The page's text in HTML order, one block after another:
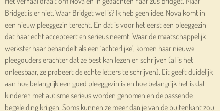
Bridget is er niet. Waar Bridget wel is? Ik heb geen idee. Nova komt in
een nieuw pleeggezin terecht. En dat is voor het eerst een pleeggezin
dat haar echt accepteert en serieus neemt. Waar de maatschappelijk
werkster haar behandelt als een ‘achterlijke’, komen haar nieuwe
pleegouders erachter dat ze best kan lezen en schrijven (al is het
onleesbaar, ze probeert de echte letters te schrijven). Dit geeft duidelijk
aan hoe belangrijk een goed pleeggezin is en hoe belangrijk het is dat
kinderen met autisme serieus worden genomen en de passende
begeleiding krijgen. Soms kunnen ze meer dan je van de buitenkant zou